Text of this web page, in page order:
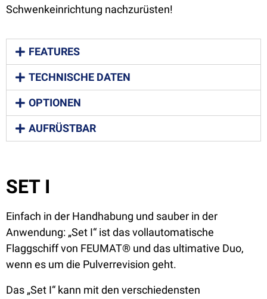
Schwenkeinrichtung nachzurüsten!
FEATURES
TECHNISCHE DATEN
OPTIONEN
AUFRÜSTBAR
SET I
Einfach in der Handhabung und sauber in der
Anwendung: „Set I“ ist das vollautomatische
Flaggschiff von FEUMAT® und das ultimative Duo,
wenn es um die Pulverrevision geht.
Das „Set I“ kann mit den verschiedensten